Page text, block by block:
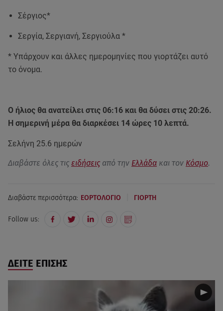
Σέργιος*
Σεργία, Σεργιανή, Σεργιούλα *
* Υπάρχουν και άλλες ημερομηνίες που γιορτάζει αυτό
το όνομα.
Ο ήλιος θα ανατείλει στις 06:16 και θα δύσει στις 20:26.
Η σημερινή μέρα θα διαρκέσει 14 ώρες 10 λεπτά.
Σελήνη 25.6 ημερών
Διαβάστε όλες τις ειδήσεις από την Ελλάδα και τον Κόσμο.
Διαβάστε περισσότερα: ΕΟΡΤΟΛΟΓΙΟ ΓΙΟΡΤΗ
Follow us:
ΔΕΙΤΕ ΕΠΙΣΗΣ